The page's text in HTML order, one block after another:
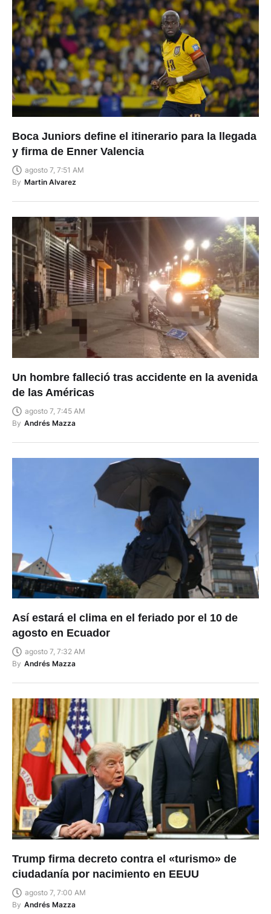
Boca Juniors define el itinerario para la llegada
y firma de Enner Valencia
agosto 7, 7:51 AM
By Martin Alvarez
Un hombre falleció tras accidente en la avenida
de las Américas
agosto 7, 7:45 AM
By Andrés Mazza
Así estará el clima en el feriado por el 10 de
agosto en Ecuador
agosto 7, 7:32 AM
By Andrés Mazza
Trump firma decreto contra el «turismo» de
ciudadanía por nacimiento en EEUU
agosto 7, 7:00 AM
By Andrés Mazza